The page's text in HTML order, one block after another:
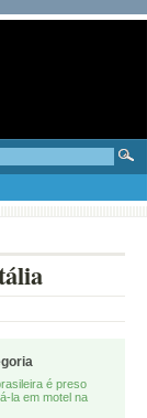
é preso
la em motel na